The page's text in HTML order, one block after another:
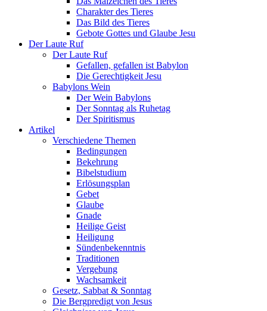
Charakter des Tieres
Das Bild des Tieres
Gebote Gottes und Glaube Jesu
Der Laute Ruf
Der Laute Ruf
Gefallen, gefallen ist Babylon
Die Gerechtigkeit Jesu
Babylons Wein
Der Wein Babylons
Der Sonntag als Ruhetag
Der Spiritismus
Artikel
Verschiedene Themen
Bedingungen
Bekehrung
Bibelstudium
Erlösungsplan
Gebet
Glaube
Gnade
Heilige Geist
Heiligung
Sündenbekenntnis
Traditionen
Vergebung
Wachsamkeit
Gesetz, Sabbat & Sonntag
Die Bergpredigt von Jesus